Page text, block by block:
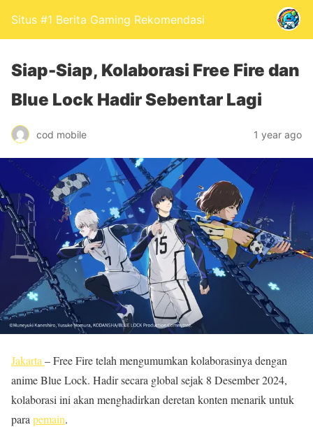
Situs #1 Berita Gaming Rekomendasi
Siap-Siap, Kolaborasi Free Fire dan
Blue Lock Hadir Sebentar Lagi
cod mobile 1 year ago
Jakarta – Free Fire telah mengumumkan kolaborasinya dengan
anime Blue Lock. Hadir secara global sejak 8 Desember 2024,
kolaborasi ini akan menghadirkan deretan konten menarik untuk
para pemain.